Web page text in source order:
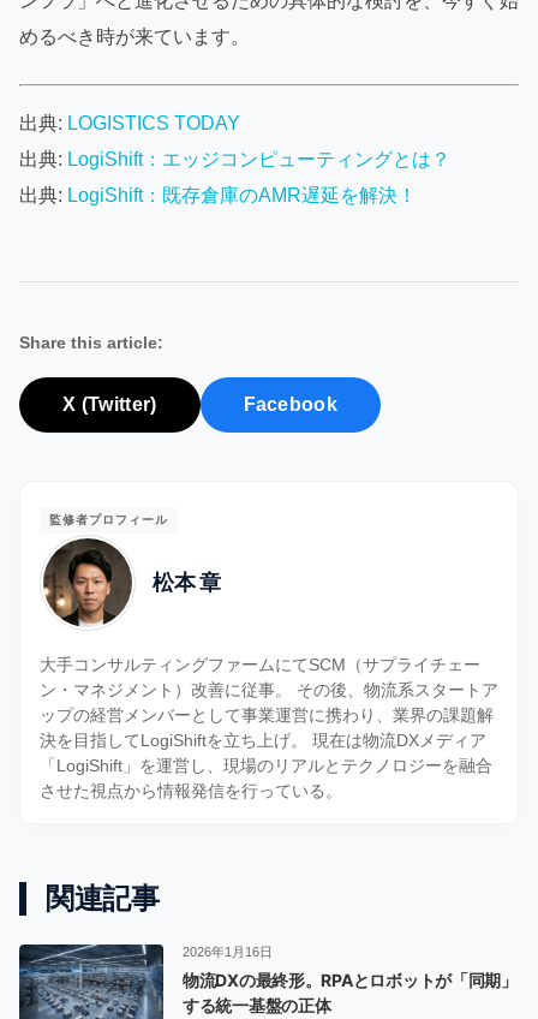
めるべき時が来ています。
出典: LOGISTICS TODAY
出典: LogiShift：エッジコンピューティングとは？
出典: LogiShift：既存倉庫のAMR遅延を解決！
Share this article:
X (Twitter) Facebook
監修者プロフィール
松本 章
大手コンサルティングファームにてSCM（サプライチェー
ン・マネジメント）改善に従事。 その後、物流系スタートア
ップの経営メンバーとして事業運営に携わり、業界の課題解
決を目指してLogiShiftを立ち上げ。 現在は物流DXメディア
「LogiShift」を運営し、現場のリアルとテクノロジーを融合
させた視点から情報発信を行っている。
関連記事
2026年1月16日
物流DXの最終形。RPAとロボットが「同期」
する統一基盤の正体